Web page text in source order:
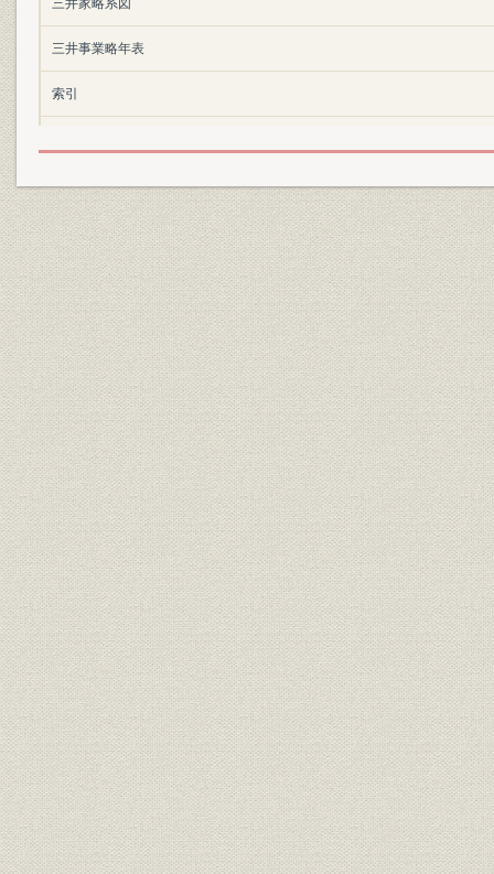
三井家略系図
三井事業略年表
索引
詳細表目次
詳細図目次
詳細写真目次